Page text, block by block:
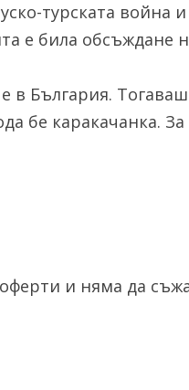
турската война
е била обсъждане
в България.
бе каракачанка.
и няма да